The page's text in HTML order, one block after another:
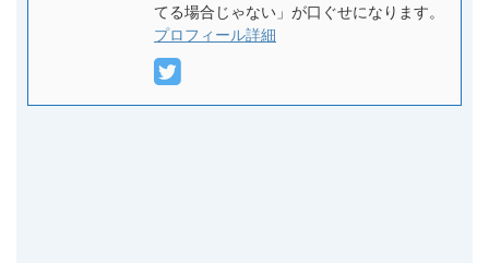
てる場合じゃない」が口ぐせになります。
プロフィール詳細